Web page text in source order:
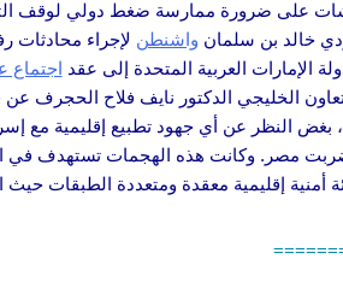
على ضرورة ممارسة ضغط دولي لوقف
خالد بن سلمان واشنطن لإجراء محادثات
الإمارات العربية المتحدة إلى عقد اجتماع
الخليجي الدكتور نايف فلاح الحجرف عن
بغض النظر عن أي جهود تطبيع إقليمية مع
ضربت مصر. وكانت هذه الهجمات تستهدف في
أمنية إقليمية معقدة ومتعددة الطبقات